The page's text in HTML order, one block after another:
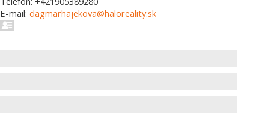
E-mail: dagmarhajekova@haloreality.sk